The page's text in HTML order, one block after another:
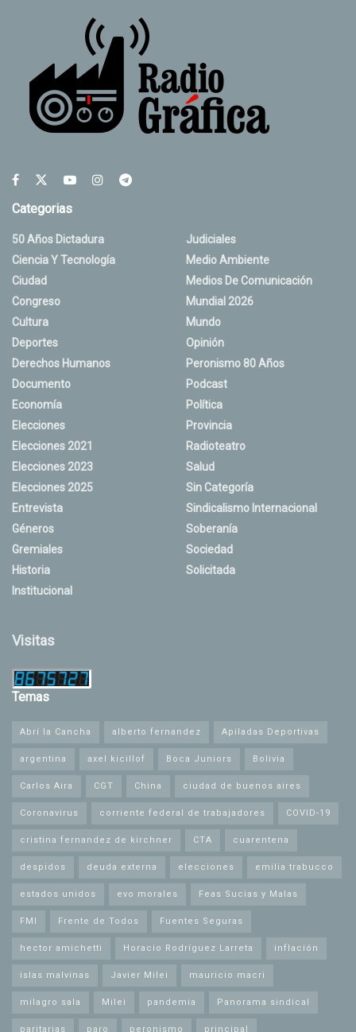
Categorias
50 Años Dictadura
Ciencia Y Tecnología
Ciudad
Congreso
Cultura
Deportes
Derechos Humanos
Documento
Economía
Elecciones
Elecciones 2021
Elecciones 2023
Elecciones 2025
Entrevista
Géneros
Gremiales
Historia
Institucional
Judiciales
Medio Ambiente
Medios De Comunicación
Mundial 2026
Mundo
Opinión
Peronismo 80 Años
Podcast
Política
Provincia
Radioteatro
Salud
Sin Categoría
Sindicalismo Internacional
Soberanía
Sociedad
Solicitada
Visitas
Temas
Abrí la Cancha alberto fernandez Apiladas Deportivas
argentina axel kicillof Boca Juniors Bolivia
Carlos Aira CGT China ciudad de buenos aires
Coronavirus corriente federal de trabajadores COVID-19
cristina fernandez de kirchner CTA cuarentena
despidos deuda externa elecciones emilia trabucco
estados unidos evo morales Feas Sucias y Malas
FMI Frente de Todos Fuentes Seguras
hector amichetti Horacio Rodríguez Larreta inflación
islas malvinas Javier Milei mauricio macri
milagro sala Milei pandemia Panorama sindical
paritarias paro peronismo principal